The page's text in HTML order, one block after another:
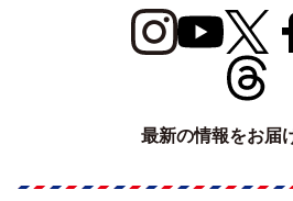
最新の情報をお届